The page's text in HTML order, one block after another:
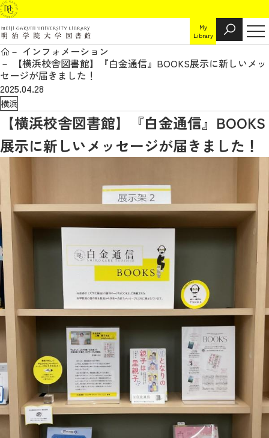
My
Library
インフォメーション
【横浜校舎図書館】『白金通信』BOOKS展示に新しいメッ
セージが届きました！
2025.04.28
横浜
【横浜校舎図書館】『白金通信』BOOKS
展示に新しいメッセージが届きました！